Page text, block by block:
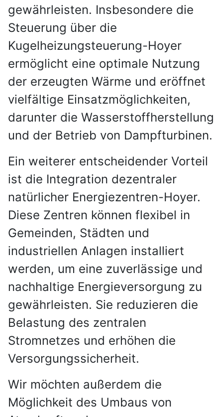
gewährleisten. Insbesondere die
Steuerung über die
Kugelheizungsteuerung-Hoyer
ermöglicht eine optimale Nutzung
der erzeugten Wärme und eröffnet
vielfältige Einsatzmöglichkeiten,
darunter die Wasserstoffherstellung
und der Betrieb von Dampfturbinen.
Ein weiterer entscheidender Vorteil
ist die Integration dezentraler
natürlicher Energiezentren-Hoyer.
Diese Zentren können flexibel in
Gemeinden, Städten und
industriellen Anlagen installiert
werden, um eine zuverlässige und
nachhaltige Energieversorgung zu
gewährleisten. Sie reduzieren die
Belastung des zentralen
Stromnetzes und erhöhen die
Versorgungssicherheit.
Wir möchten außerdem die
Möglichkeit des Umbaus von